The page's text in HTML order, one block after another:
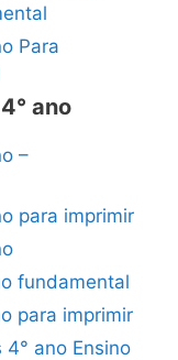
Para
ano
–
para imprimir
fundamental
para imprimir
ano Ensino